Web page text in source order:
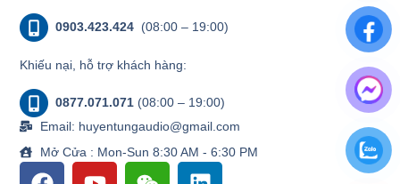
0903.423.424 (08:00 – 19:00)
Khiếu nại, hỗ trợ khách hàng:
0877.071.071 (08:00 – 19:00)
Email: huyentungaudio@gmail.com
Mở Cửa : Mon-Sun 8:30 AM - 6:30 PM